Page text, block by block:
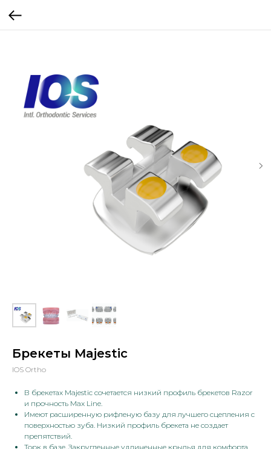
Брекеты Majestic
IOS Ortho
В брекетах Majestic сочетается низкий профиль брекетов Razor
и прочность Max Line.
Имеют расширенную рифленую базу для лучшего сцепления с
поверхностью зуба. Низкий профиль брекета не создает
препятствий.
Торк в базе. Закругленные удлиненные крылья для комфорта